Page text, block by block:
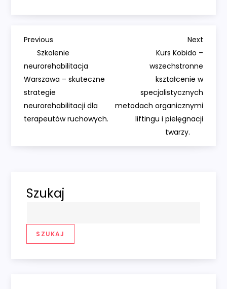
N
a
w
i
g
c
w
Previous
Post
Previous
Szkolenie
neurorehabilitacja
Warszawa – skuteczne
strategie
neurorehabilitacji dla
terapeutów ruchowych.
Next
Post
Next
Kurs Kobido –
wszechstronne
kształcenie w
specjalistycznych
metodach organicznymi
liftingu i pielęgnacji
twarzy.
Szukaj
SZUKAJ